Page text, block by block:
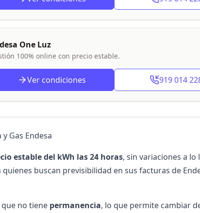
One Luz
100% online con precio estable.
Ver condiciones 919 014
Gas Endesa
estable del kWh las 24 horas, sin variaciones a lo
buscan previsibilidad en sus facturas de
no tiene permanencia, lo que permite cambiar